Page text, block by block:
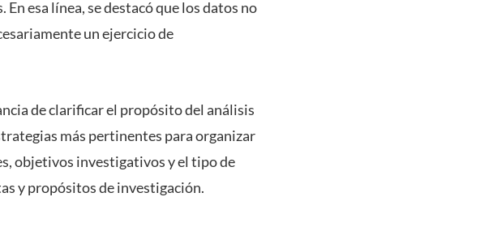
esa línea, se destacó que los datos no
un ejercicio de
de clarificar el propósito del análisis
más pertinentes para organizar
objetivos investigativos y el tipo de
y propósitos de investigación.